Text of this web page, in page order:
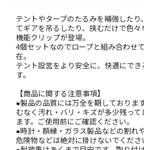
テントやタープのたるみを補強したり
てギアを吊るしたり、挟むだけで色々
機能クリップが登場。
4個セットなのでロープと組み合わせ
在。
テント設営をより安全に、快適にでき
す。
【商品に関する注意事項】
●製品の品質には万全を期しておりま
むなく汚れ・バリ・キズが多少残って
ます。ご使用前にご確認ください。
●時計・額縁・ガラス製品などの割れ
危険物などは絶対に掛けないでくださ